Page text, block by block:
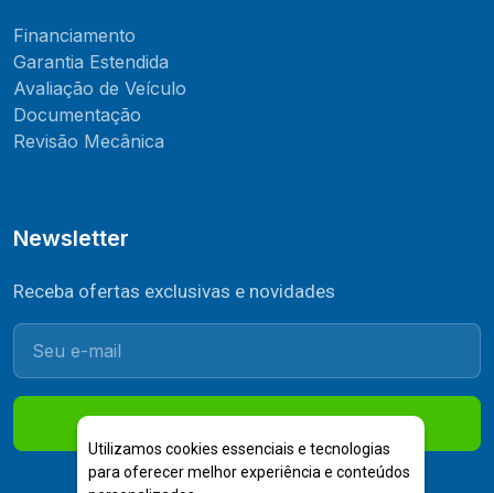
Financiamento
Garantia Estendida
Avaliação de Veículo
Documentação
Revisão Mecânica
Newsletter
Receba ofertas exclusivas e novidades
Utilizamos cookies essenciais e tecnologias
para oferecer melhor experiência e conteúdos